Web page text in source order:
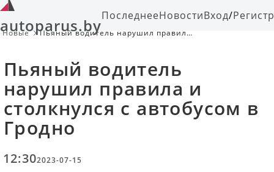
autoparus.byПоследнееНовостиВход/
Новые
Пьяный водитель нарушил правила
Пьяный водитель
нарушил правила и
столкнулся с автобусом в
Гродно
12:302023-07-15